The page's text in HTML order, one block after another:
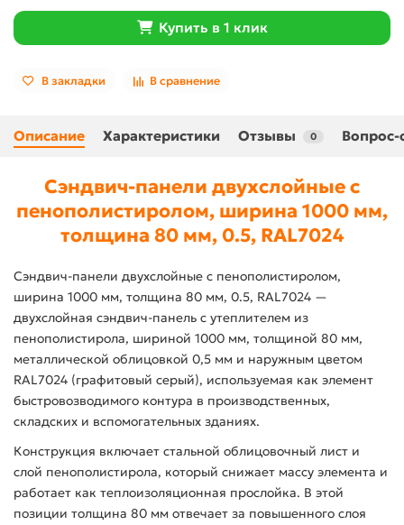
Купить в 1 клик
В закладки В сравнение
Описание Характеристики Отзывы 0 Вопрос-
Сэндвич-панели двухслойные с
пенополистиролом, ширина 1000 мм,
толщина 80 мм, 0.5, RAL7024
Сэндвич-панели двухслойные с пенополистиролом,
ширина 1000 мм, толщина 80 мм, 0.5, RAL7024 —
двухслойная сэндвич-панель с утеплителем из
пенополистирола, шириной 1000 мм, толщиной 80 мм,
металлической облицовкой 0,5 мм и наружным цветом
RAL7024 (графитовый серый), используемая как элемент
быстровозводимого контура в производственных,
складских и вспомогательных зданиях.
Конструкция включает стальной облицовочный лист и
слой пенополистирола, который снижает массу элемента и
работает как теплоизоляционная прослойка. В этой
позиции толщина 80 мм отвечает за повышенного слоя